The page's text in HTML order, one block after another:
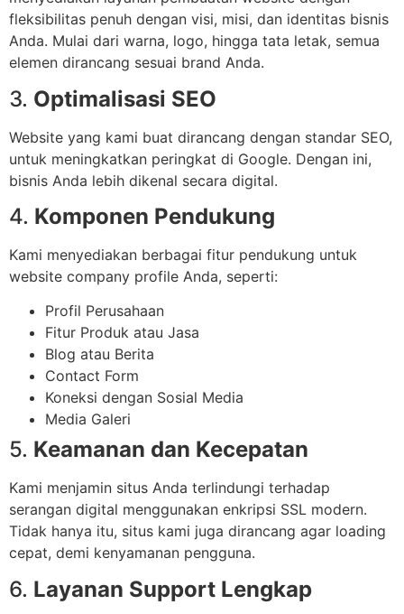
fleksibilitas penuh dengan visi, misi, dan identitas bisnis
Anda. Mulai dari warna, logo, hingga tata letak, semua
elemen dirancang sesuai brand Anda.
3. Optimalisasi SEO
Website yang kami buat dirancang dengan standar SEO,
untuk meningkatkan peringkat di Google. Dengan ini,
bisnis Anda lebih dikenal secara digital.
4. Komponen Pendukung
Kami menyediakan berbagai fitur pendukung untuk
website company profile Anda, seperti:
Profil Perusahaan
Fitur Produk atau Jasa
Blog atau Berita
Contact Form
Koneksi dengan Sosial Media
Media Galeri
5. Keamanan dan Kecepatan
Kami menjamin situs Anda terlindungi terhadap
serangan digital menggunakan enkripsi SSL modern.
Tidak hanya itu, situs kami juga dirancang agar loading
cepat, demi kenyamanan pengguna.
6. Layanan Support Lengkap